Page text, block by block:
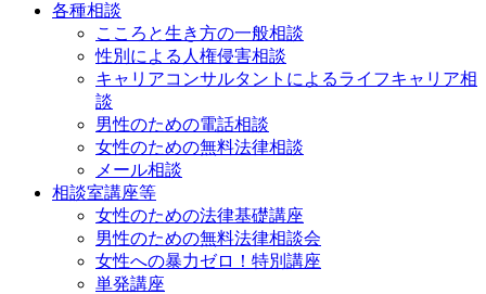
各種相談
こころと生き方の一般相談
性別による人権侵害相談
キャリアコンサルタントによるライフキャリア相
談
男性のための電話相談
女性のための無料法律相談
メール相談
相談室講座等
女性のための法律基礎講座
男性のための無料法律相談会
女性への暴力ゼロ！特別講座
単発講座